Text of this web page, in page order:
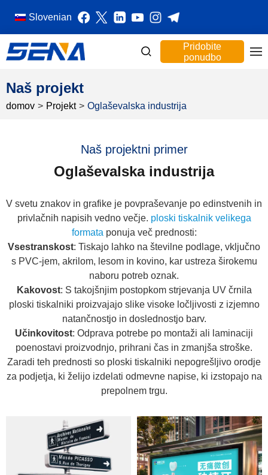
Slovenian
Pridobite
ponudbo
Naš projekt
domov > Projekt > Oglaševalska industrija
Naš projektni primer
Oglaševalska industrija
V svetu znakov in grafike je povpraševanje po edinstvenih in
privlačnih napisih vedno večje. ploski tiskalnik velikega
formata ponuja več prednosti:
Vsestranskost: Tiskajo lahko na številne podlage, vključno
s PVC-jem, akrilom, lesom in kovino, kar ustreza širokemu
naboru potreb oznak.
Kakovost: S takojšnjim postopkom strjevanja UV črnila
ploski tiskalniki proizvajajo slike visoke ločljivosti z izjemno
natančnostjo in doslednostjo barv.
Učinkovitost: Odprava potrebe po montaži ali laminaciji
poenostavi proizvodnjo, prihrani čas in zmanjša stroške.
Zaradi teh prednosti so ploski tiskalniki nepogrešljivo orodje
za podjetja, ki želijo izdelati odmevne napise, ki izstopajo na
prepolnem trgu.